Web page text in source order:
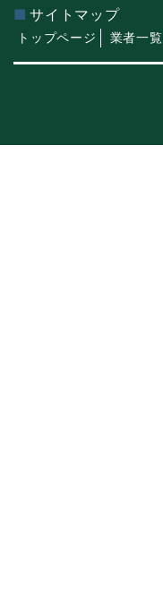
サイトマップ
トップページ 業者一覧